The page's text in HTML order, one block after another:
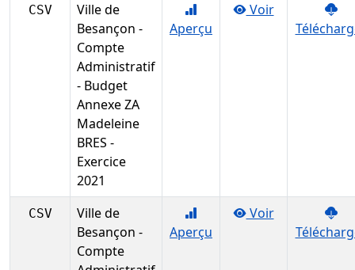
CSV
Ville de
Besançon -
Compte
Administratif
- Budget
Annexe ZA
Madeleine
BRES -
Exercice
2021
Aperçu
Voir
CSV
Ville de
Besançon -
Compte
Aperçu
Voir